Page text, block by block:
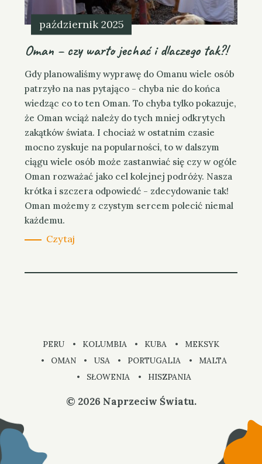
październik 2025
Oman – czy warto jechać i dlaczego tak?!
Gdy planowaliśmy wyprawę do Omanu wiele osób
patrzyło na nas pytająco - chyba nie do końca
wiedząc co to ten Oman. To chyba tylko pokazuje,
że Oman wciąż należy do tych mniej odkrytych
zakątków świata. I chociaż w ostatnim czasie
mocno zyskuje na popularności, to w dalszym
ciągu wiele osób może zastanwiać się czy w ogóle
Oman rozważać jako cel kolejnej podróży. Nasza
krótka i szczera odpowiedć - zdecydowanie tak!
Oman możemy z czystym sercem polecić niemal
każdemu.
Czytaj
PERU KOLUMBIA KUBA
MEKSYK
OMAN
USA PORTUGALIA
MALTA
SŁOWENIA
HISZPANIA
© 2026 Naprzeciw Światu.